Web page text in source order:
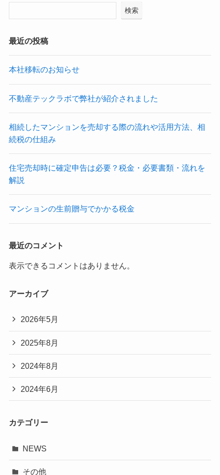
検索
最近の投稿
本社移転のお知らせ
不動産テックラボで弊社が紹介されました
相続したマンションを売却する際の流れや活用方法、相
続税の仕組み
住宅売却時に確定申告は必要？税金・必要書類・流れを
解説
マンションの生前贈与でかかる税金
最近のコメント
表示できるコメントはありません。
アーカイブ
2026年5月
2025年8月
2024年8月
2024年6月
カテゴリー
NEWS
その他